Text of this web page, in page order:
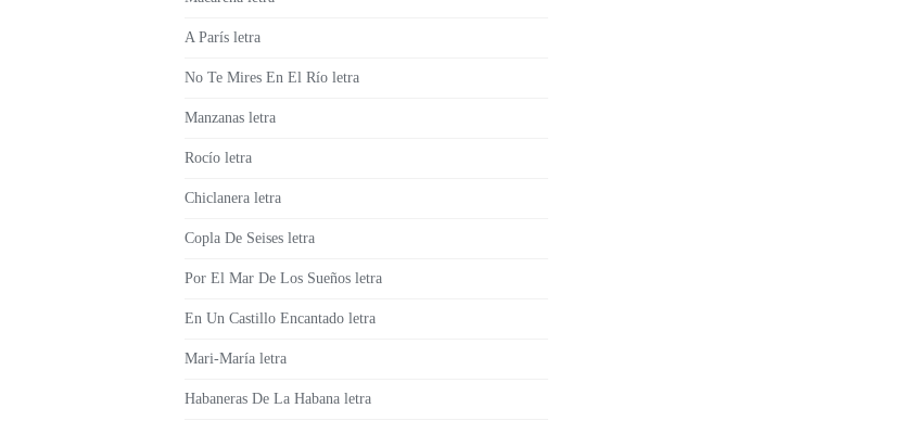
A París letra
No Te Mires En El Río letra
Manzanas letra
Rocío letra
Chiclanera letra
Copla De Seises letra
Por El Mar De Los Sueños letra
En Un Castillo Encantado letra
Mari-María letra
Habaneras De La Habana letra